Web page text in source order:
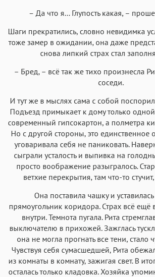
– Да что я… Глупость какая, –
Шаги прекратились, словно невидимка
тоже замер в ожидании, она даже
снова липкий страх стал
– Бред, – всё так же тихо произнесла
соседи.
И тут же в мыслях сама с собой
Подъезд примыкает к дому только
современный гипсокартон, а полметра
Но с другой стороны, это единственное
уговаривала себя не паниковать.
сыграли усталость и выпивка на
просто воображение разыгралось.
ветхие перекрытия, там что-то
Она поставила чашку и
прямоугольник коридора. Страх всё ещё
внутри. Темнота пугала. Рита
выключателю в прихожей. Зажглась
она не могла прогнать все тени, стало
Чувствуя себя сумасшедшей, Рита
из комнаты в комнату, зажигая свет. В
осталась только кладовка. Хозяйка